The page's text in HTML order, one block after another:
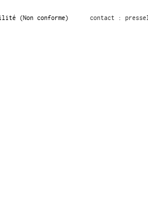
(Non conforme) contact :